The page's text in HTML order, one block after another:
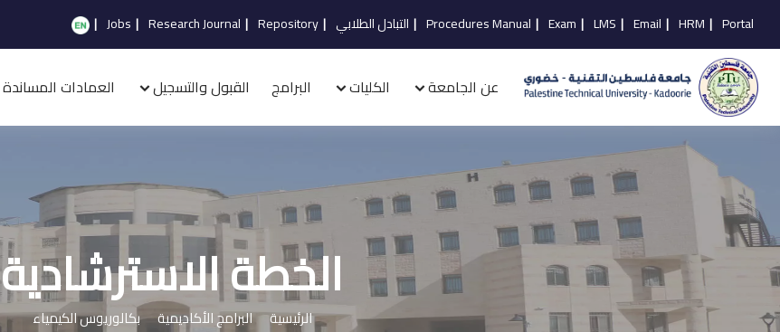
Portal
|
HRM
|
Email
|
LMS
|
Exam
|
Procedures Manual
| التبادل الطلابي |
Repository
|
Research Journal
|
Jobs
|
عن الجامعة الكليات البرامج القبول والتسجيل العمادات المساندة
الخطة الاسترشادية
الرئيسية البرامج الأكاديمية بكالوريوس الكيمياء